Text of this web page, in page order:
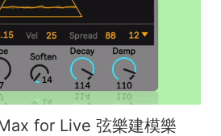
for Live 弦樂建模樂